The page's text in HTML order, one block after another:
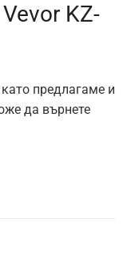
KZ-
предлагаме и
да върнете